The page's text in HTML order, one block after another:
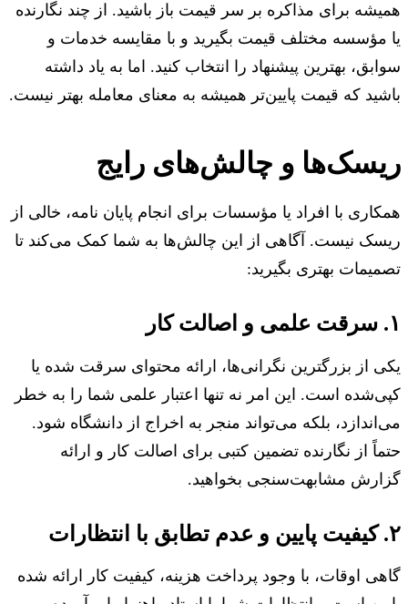
همیشه برای مذاکره بر سر قیمت باز باشید. از چند نگارنده
یا مؤسسه مختلف قیمت بگیرید و با مقایسه خدمات و
سوابق، بهترین پیشنهاد را انتخاب کنید. اما به یاد داشته
باشید که قیمت پایین‌تر همیشه به معنای معامله بهتر نیست.
ریسک‌ها و چالش‌های رایج
همکاری با افراد یا مؤسسات برای انجام پایان نامه، خالی از
ریسک نیست. آگاهی از این چالش‌ها به شما کمک می‌کند تا
تصمیمات بهتری بگیرید:
۱. سرقت علمی و اصالت کار
یکی از بزرگترین نگرانی‌ها، ارائه محتوای سرقت شده یا
کپی‌شده است. این امر نه تنها اعتبار علمی شما را به خطر
می‌اندازد، بلکه می‌تواند منجر به اخراج از دانشگاه شود.
حتماً از نگارنده تضمین کتبی برای اصالت کار و ارائه
گزارش مشابهت‌سنجی بخواهید.
۲. کیفیت پایین و عدم تطابق با انتظارات
گاهی اوقات، با وجود پرداخت هزینه، کیفیت کار ارائه شده